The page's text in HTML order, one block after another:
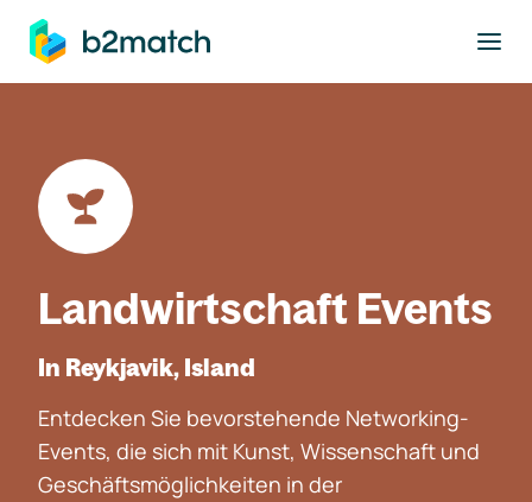
springen
Landwirtschaft Events
In Reykjavik, Island
Entdecken Sie bevorstehende Networking-
Events, die sich mit Kunst, Wissenschaft und
Geschäftsmöglichkeiten in der